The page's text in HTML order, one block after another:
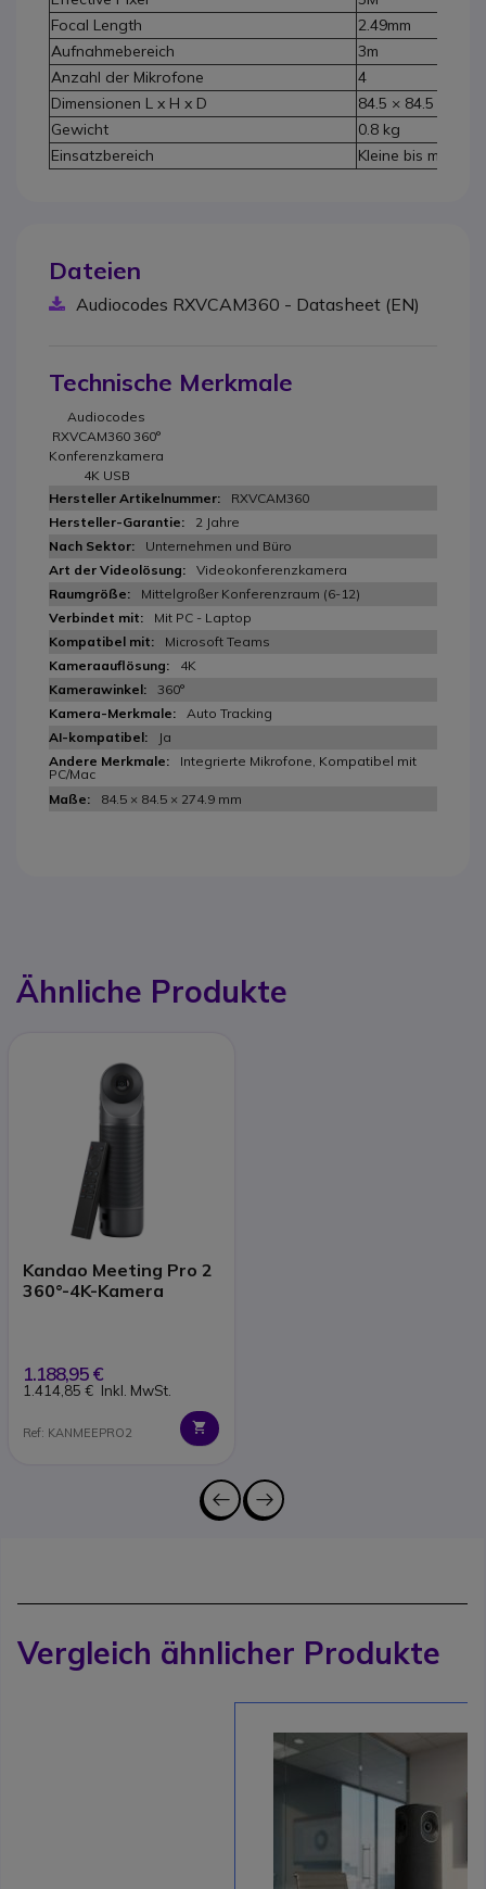
Focal Length
2.49mm
Aufnahmebereich
3m
Anzahl der Mikrofone
4
Dimensionen L x H x D
84.5 × 84.5 ×
Gewicht
0.8 kg
Einsatzbereich
Kleine bis mittlere
Dateien
Audiocodes RXVCAM360 - Datasheet (EN)
Technische Merkmale
Audiocodes
RXVCAM360 360°
Konferenzkamera
4K USB
RXVCAM360
2 Jahre
Unternehmen und Büro
Videokonferenzkamera
Mittelgroßer Konferenzraum (6-12)
Mit PC - Laptop
Microsoft Teams
4K
360°
Auto Tracking
Ja
Integrierte Mikrofone, Kompatibel mit
PC/Mac
84.5 × 84.5 × 274.9 mm
Ähnliche Produkte
Kandao Meeting Pro 2
360°-4K-Kamera
1.188,95 €
1.414,85 € Inkl. MwSt.
Ref: KANMEEPRO2
Vergleich ähnlicher Produkte